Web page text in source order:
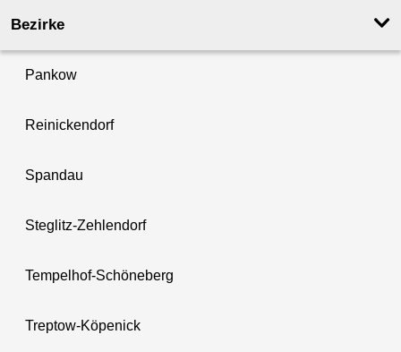
Bezirke
Pankow
Reinickendorf
Spandau
Steglitz-Zehlendorf
Tempelhof-Schöneberg
Treptow-Köpenick